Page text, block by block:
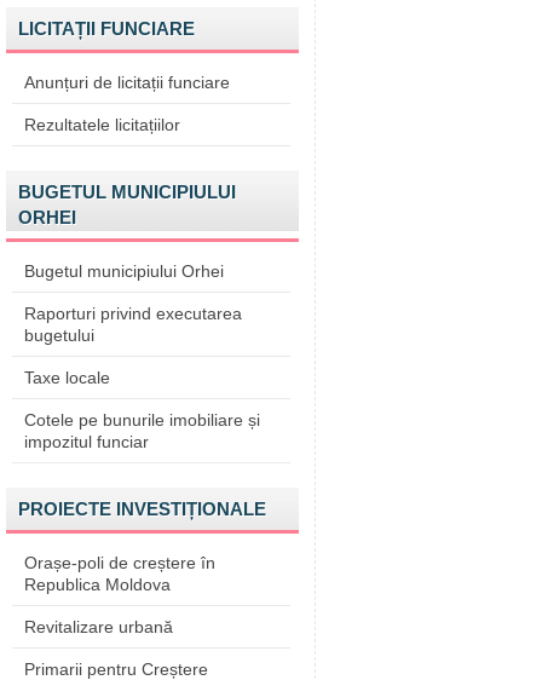
LICITAȚII FUNCIARE
Anunțuri de licitații funciare
Rezultatele licitațiilor
BUGETUL MUNICIPIULUI
ORHEI
Bugetul municipiului Orhei
Raporturi privind executarea
bugetului
Taxe locale
Cotele pe bunurile imobiliare și
impozitul funciar
PROIECTE INVESTIȚIONALE
Orașe-poli de creștere în
Republica Moldova
Revitalizare urbană
Primarii pentru Creștere